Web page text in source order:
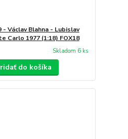
- Václav Blahna - Lubislav
Carlo 1977 (1:18) FOX18
Skladom 6 ks
do košíka